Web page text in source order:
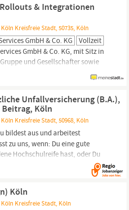
& Integrationen
Kreisfreie Stadt, 50735, Köln
GmbH & Co. KG
Vollzeit
GmbH & Co. KG, mit Sitz in
und Gesellschafter sowie
BUCHEN und
Steuerung und zentrale
Unfallversicherung (B.A.),
Köln
Kreisfreie Stadt, 50968, Köln
bildest aus und arbeitest
zu uns, wenn: Du eine gute
Hochschulreife hast, oder Du
mit einer abgeschlossenen,
Ausbildung mit der
Köln
Kreisfreie Stadt, Köln